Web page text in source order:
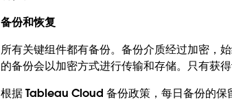
备份和恢复
所有关键组件都有备份。备份介质经过加密，
的备份会以加密方式进行传输和存储。只有获
根据 Tableau Cloud 备份政策，每日备份的保